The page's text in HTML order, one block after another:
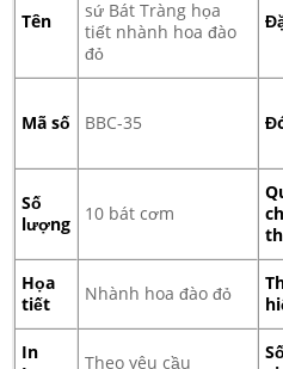
Tên
sứ Bát Tràng họa
tiết nhành hoa đào
đỏ
Mã số BBC-35
Số
lượng
10 bát cơm
Họa
tiết
Nhành hoa đào đỏ
In
Theo yêu cầu